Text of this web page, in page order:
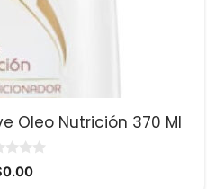
Oleo Nutrición 370 Ml
0.00